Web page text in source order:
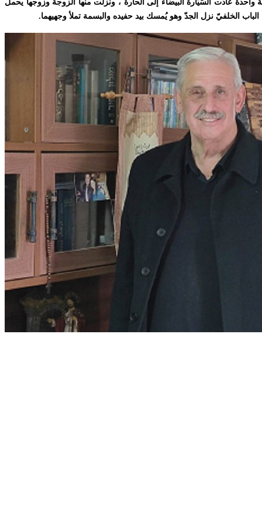
عادت السّيّارة البيضاء إلى الحارة ، ونزلت منها الزوجة وزوجها يحمل
الخلفيّ نزل الجدّ وهو يُمسك بيد حفيده والبسمة تملأ وجهيهما.